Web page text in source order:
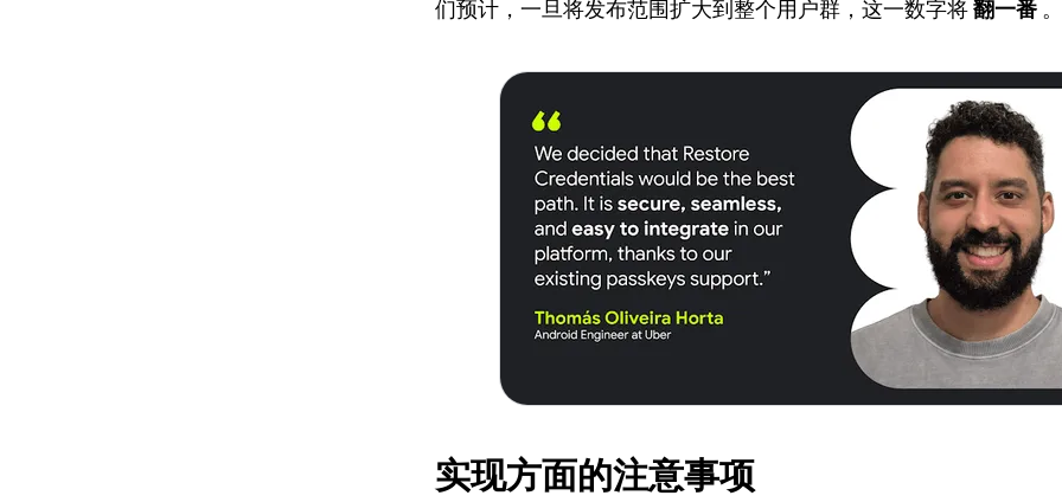
们预计，一旦将发布范围扩大到整个用户群，这一数字将翻一番
实现方面的注意事项